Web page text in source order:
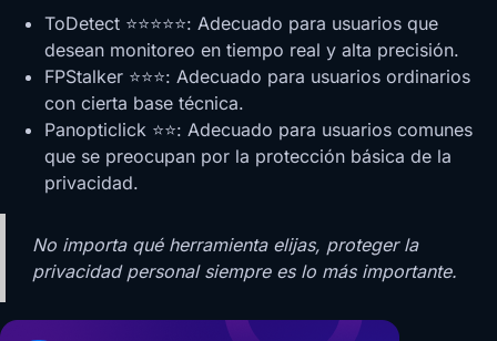
ToDetect ⭐⭐⭐⭐⭐: Adecuado para usuarios que
desean monitoreo en tiempo real y alta precisión.
FPStalker ⭐⭐⭐: Adecuado para usuarios ordinarios
con cierta base técnica.
Panopticlick ⭐⭐: Adecuado para usuarios comunes
que se preocupan por la protección básica de la
privacidad.
No importa qué herramienta elijas, proteger la
privacidad personal siempre es lo más importante.